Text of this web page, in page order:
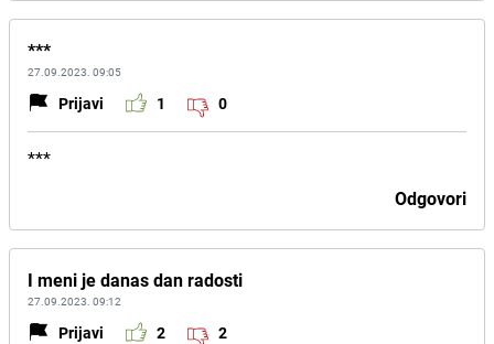
***
27.09.2023. 09:05
Prijavi 1 0
***
Odgovori
I meni je danas dan radosti
27.09.2023. 09:12
Prijavi 2 2